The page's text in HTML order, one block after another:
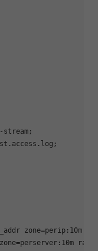
stream;
zone=perip:10m